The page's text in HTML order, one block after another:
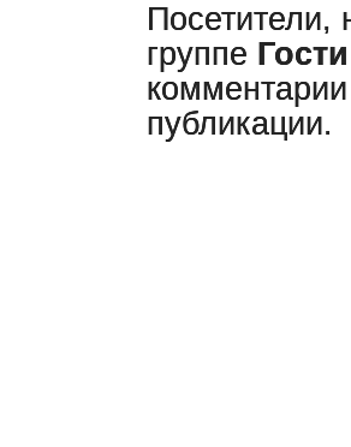
Посетители,
группе Гости
публикации.